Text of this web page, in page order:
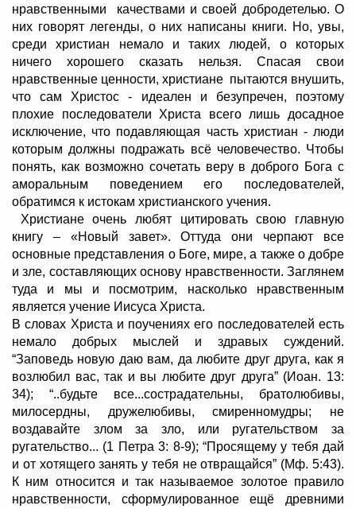
нравственными качествами и своей добродетелью. О
них говорят легенды, о них написаны книги. Но, увы,
среди христиан немало и таких людей, о которых
ничего хорошего сказать нельзя. Спасая свои
нравственные ценности, христиане пытаются внушить,
что сам Христос - идеален и безупречен, поэтому
плохие последователи Христа всего лишь досадное
исключение, что подавляющая часть христиан - люди
которым должны подражать всё человечество. Чтобы
понять, как возможно сочетать веру в доброго Бога с
аморальным поведением его последователей,
обратимся к истокам христианского учения.
Христиане очень любят цитировать свою главную
книгу – «Новый завет». Оттуда они черпают все
основные представления о Боге, мире, а также о добре
и зле, составляющих основу нравственности. Заглянем
туда и мы и посмотрим, насколько нравственным
является учение Иисуса Христа.
В словах Христа и поучениях его последователей есть
немало добрых мыслей и здравых суждений.
“Заповедь новую даю вам, да любите друг друга, как я
возлюбил вас, так и вы любите друг друга” (Иоан. 13:
34); “..будьте все...сострадательны, братолюбивы,
милосердны, дружелюбивы, смиренномудры; не
воздавайте злом за зло, или ругательством за
ругательство... (1 Петра 3: 8-9); “Просящему у тебя дай
и от хотящего занять у тебя не отвращайся” (Мф. 5:43).
К ним относится и так называемое золотое правило
нравственности, сформулированное ещё древними